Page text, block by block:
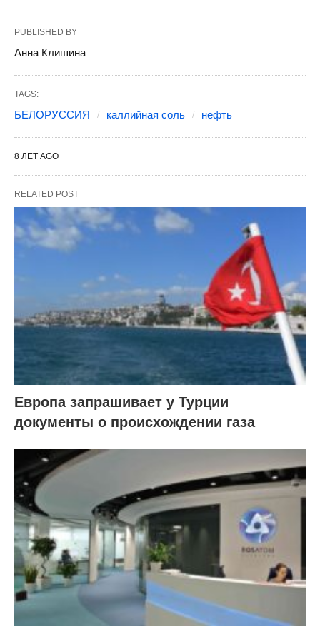
PUBLISHED BY
Анна Клишина
TAGS:
БЕЛОРУССИЯ каллийная соль нефть
8 ЛЕТ AGO
RELATED POST
Европа запрашивает у Турции
документы о происхождении газа